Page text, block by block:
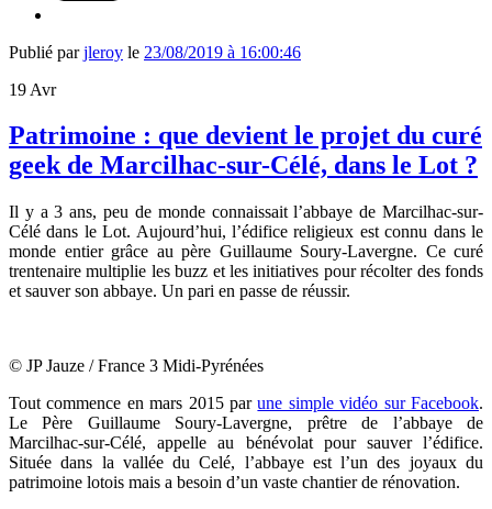
Publié parjleroy le 23/08/2019 à 16:00:46
19 Avr
Patrimoine : que devient le projet du curé
geek de Marcilhac-sur-Célé, dans le Lot ?
Il y a 3 ans, peu de monde connaissait l’abbaye de Marcilhac-sur-
Célé dans le Lot. Aujourd’hui, l’édifice religieux est connu dans le
monde entier grâce au père Guillaume Soury-Lavergne. Ce curé
trentenaire multiplie les buzz et les initiatives pour récolter des fonds
et sauver son abbaye. Un pari en passe de réussir.
© JP Jauze / France 3 Midi-Pyrénées
Tout commence en mars 2015 parune simple vidéo sur Facebook.
Le Père Guillaume Soury-Lavergne, prêtre de l’abbaye de
Marcilhac-sur-Célé, appelle au bénévolat pour sauver l’édifice.
Située dans la vallée du Celé, l’abbaye est l’un des joyaux du
patrimoine lotois mais a besoin d’un vaste chantier de rénovation.